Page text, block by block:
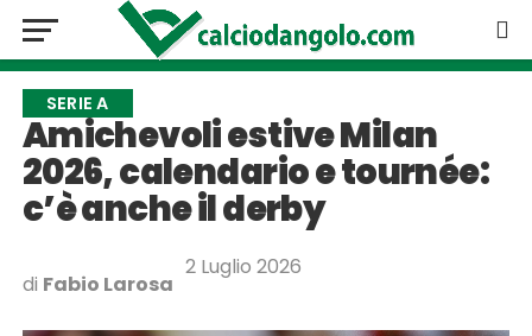
SERIE A
Amichevoli estive Milan
2026, calendario e tournée:
c’è anche il derby
di Fabio Larosa
2 Luglio 2026